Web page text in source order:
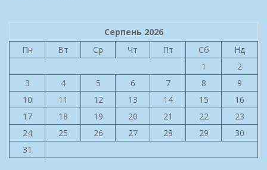
Серпень 2026
Пн
Вт Ср Чт Пт Сб
Нд
1
2
3
4 5 6 7 8
9
10
11 12 13 14 15
16
17
18 19 20 21 22
23
24
25 26 27 28 29
30
31